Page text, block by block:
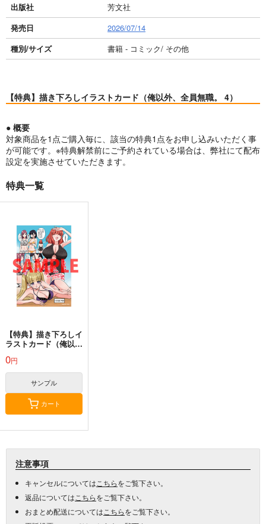
出版社
芳文社
発売日
2026/07/14
種別/サイズ
書籍 - コミック/ その他
【特典】描き下ろしイラストカード（俺以外、全員無職。 4）
● 概要
対象商品を1点ご購入毎に、該当の特典1点をお申し込みいただく事
が可能です。※特典解禁前にご予約されている場合は、弊社にて配布
設定を実施させていただきます。
特典一覧
【特典】描き下ろしイ
ラストカード（俺以
0円
サンプル
カート
注意事項
キャンセルについては こちらをご覧下さい。
返品については こちらをご覧下さい。
おまとめ配送については こちらをご覧下さい。